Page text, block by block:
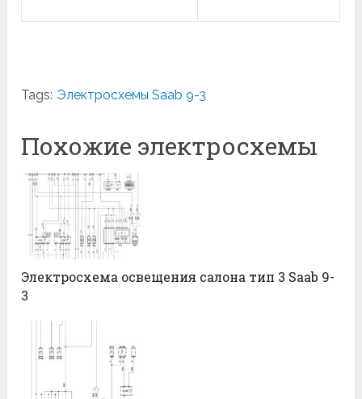
Tags: Электросхемы Saab 9-3
Похожие электросхемы
Электросхема освещения салона тип 3 Saab 9-
3